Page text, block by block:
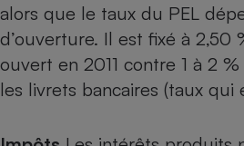
alors que le taux du PEL
d’ouverture. Il est fixé à 2,50
ouvert en 2011 contre 1 à 2
les livrets bancaires (taux qui